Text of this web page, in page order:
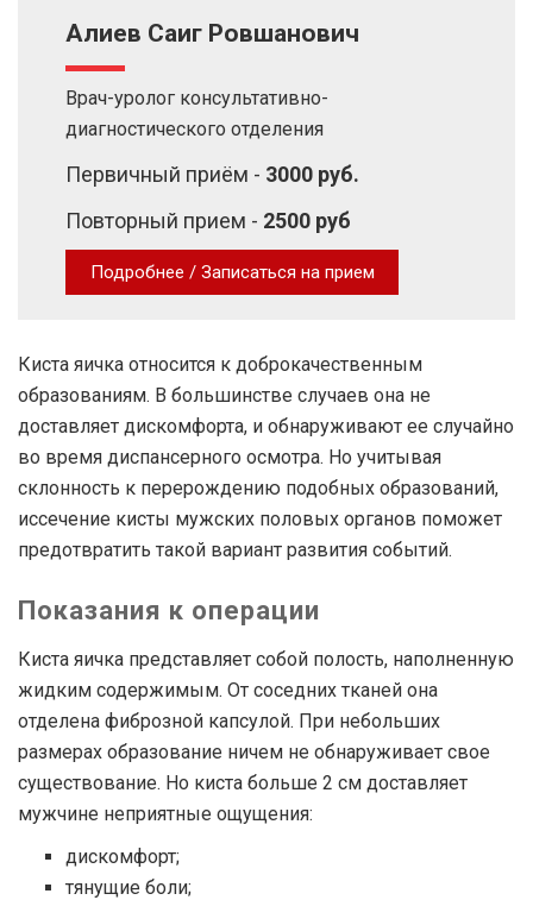
Алиев Саиг Ровшанович
Врач-уролог консультативно-
диагностического отделения
Первичный приём - 3000 руб.
Повторный прием - 2500 руб
Подробнее / Записаться на прием
Киста яичка относится к доброкачественным
образованиям. В большинстве случаев она не
доставляет дискомфорта, и обнаруживают ее случайно
во время диспансерного осмотра. Но учитывая
склонность к перерождению подобных образований,
иссечение кисты мужских половых органов поможет
предотвратить такой вариант развития событий.
Показания к операции
Киста яичка представляет собой полость, наполненную
жидким содержимым. От соседних тканей она
отделена фиброзной капсулой. При небольших
размерах образование ничем не обнаруживает свое
существование. Но киста больше 2 см доставляет
мужчине неприятные ощущения:
дискомфорт;
тянущие боли;